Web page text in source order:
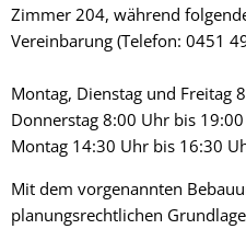
Zimmer 204, während
Vereinbarung (Telefon: 0451
Montag, Dienstag und Freitag
Donnerstag 8:00 Uhr bis
Montag 14:30 Uhr bis 16:30
Mit dem vorgenannten
planungsrechtlichen